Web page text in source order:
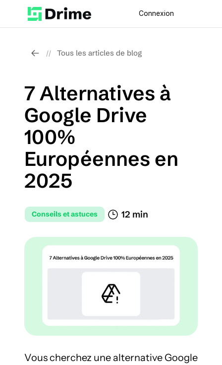
Connexion
// Tous les articles de blog
Conseils et astuces 12 min
7 Alternatives à
Google Drive
100%
Européennes en
2025
Vous cherchez une alternative Google